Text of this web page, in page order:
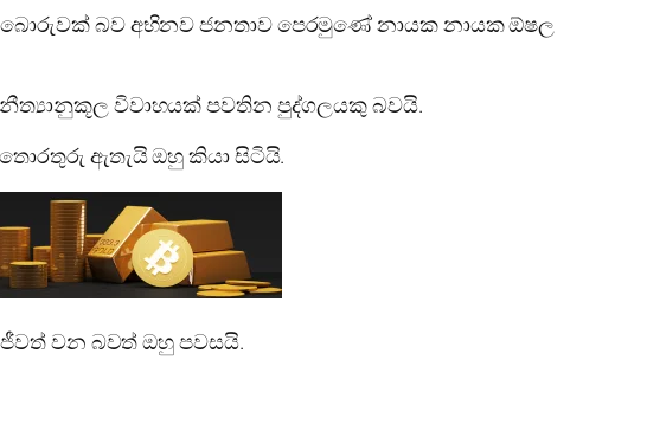
බොරුවක් බව අභිනව ජනතාව පෙරමුණේ නායක නායක ඕෂල
විවාහයක් පවතින පුද්ගලයකු බවයි.
ඇතැයි ඔහු කියා සිටියි.
වන බවත් ඔහු පවසයි.